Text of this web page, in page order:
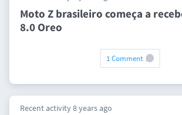
Moto Z brasileiro começa a
8.0 Oreo
1 Comment
Recent activity 8 years ago